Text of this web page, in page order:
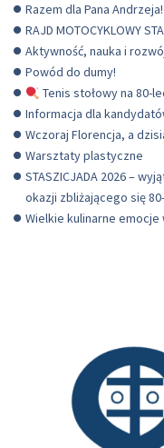
Razem dla Pana Andrzeja!
RAJD MOTOCYKLOWY
Aktywność, nauka i
Powód do dumy!
Tenis stołowy na 80-
Informacja dla
Wczoraj Florencja, a
Warsztaty plastyczne
STASZICJADA 2026 –
okazji zbliżającego się
Wielkie kulinarne emocje